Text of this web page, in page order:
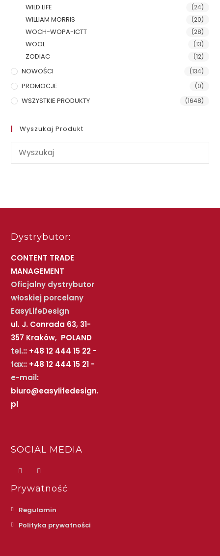
WILD LIFE (24)
WILLIAM MORRIS (20)
WOCH-WOPA-ICTT (28)
WOOL (13)
ZODIAC (12)
NOWOŚCI (134)
PROMOCJE (0)
WSZYSTKIE PRODUKTY (1648)
Wyszukaj Produkt
Dystrybutor:
CONTENT TRADE
MANAGEMENT
Oficjalny dystrybutor
włoskiej porcelany
EasyLifeDesign
ul. J. Conrada 63, 31-
357 Kraków, POLAND
tel.:: +48 12 444 15 22 -
fax:: +48 12 444 15 21 -
e-mail:
biuro@easylifedesign.
pl
SOCIAL MEDIA
Prywatność
Regulamin
Polityka prywatności